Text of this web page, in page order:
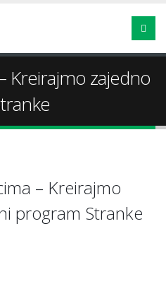
Kreirajmo zajedno
– Kreirajmo
program Stranke